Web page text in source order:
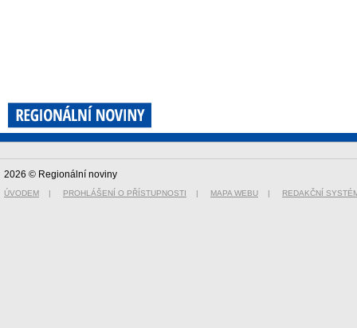
2026 © Regionální noviny
ÚVODEM | PROHLÁŠENÍ O PŘÍSTUPNOSTI | MAPA WEBU | REDAKČNÍ